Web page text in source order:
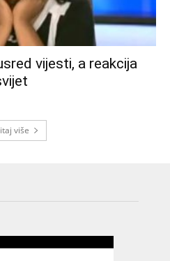
vijesti, a reakcija
više